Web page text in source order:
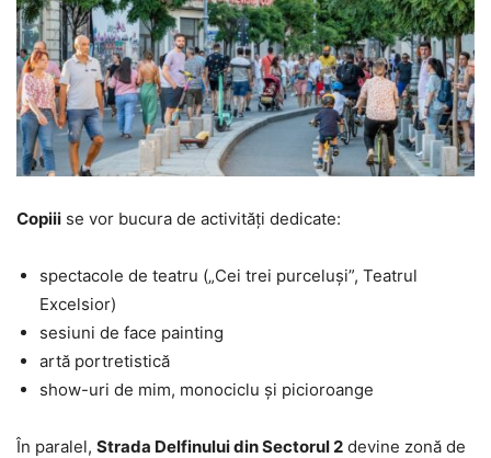
Copiii se vor bucura de activități dedicate:
spectacole de teatru („Cei trei purceluși”, Teatrul
Excelsior)
sesiuni de face painting
artă portretistică
show-uri de mim, monociclu și picioroange
În paralel, Strada Delfinului din Sectorul 2 devine zonă de